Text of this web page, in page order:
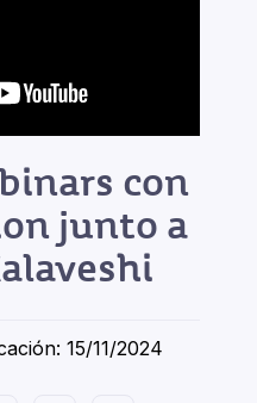
con
junto a
15/11/2024